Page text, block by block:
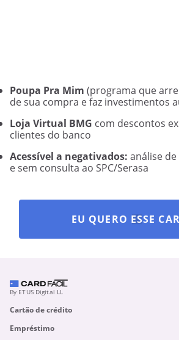
Poupa Pra Mim (programa que
de sua compra e faz investimentos
Loja Virtual BMG com descontos
clientes do banco
Acessível a negativados: análise
e sem consulta ao SPC/Serasa
EU QUERO ESSE
By ETUS Digital LL
Cartão de crédito
Empréstimo